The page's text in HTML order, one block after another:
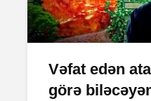
Vəfat edən
görə